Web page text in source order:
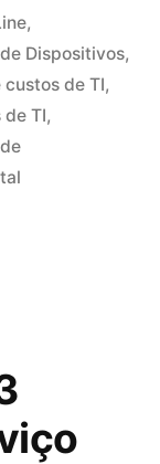
,
Dispositivos,
custos de TI,
de TI,